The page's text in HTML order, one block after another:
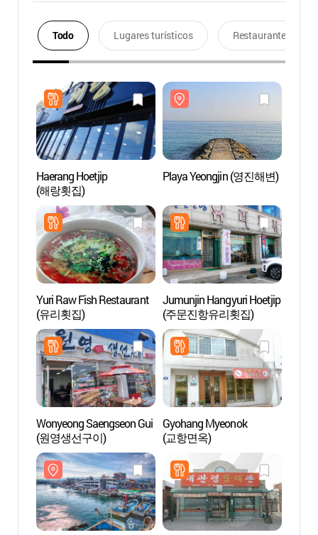
Todo Lugares turísticos Restaurantes
Haerang Hoetjip
(해랑횟집)
Playa Yeongjin (영진해변)
Yuri Raw Fish Restaurant
(유리횟집)
Jumunjin Hangyuri Hoetjip
(주문진항유리횟집)
Wonyeong Saengseon Gui
(원영생선구이)
Gyohang Myeonok
(교항면옥)